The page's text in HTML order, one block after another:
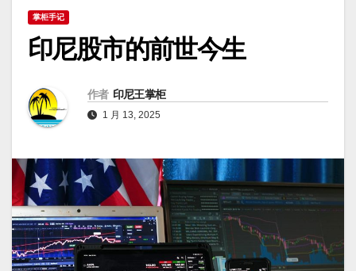
掌柜手记
印尼股市的前世今生
作者 印尼王掌柜
1 月 13, 2025